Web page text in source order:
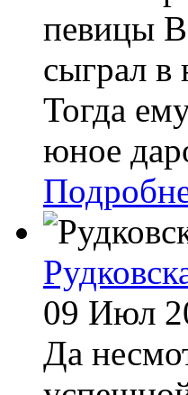
певицы
сыграл
Тогда
юное
09 Июл
Да